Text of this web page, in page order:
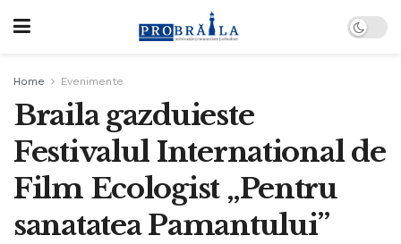
Home Evenimente
Braila gazduieste
Festivalul International de
Film Ecologist „Pentru
sanatatea Pamantului”